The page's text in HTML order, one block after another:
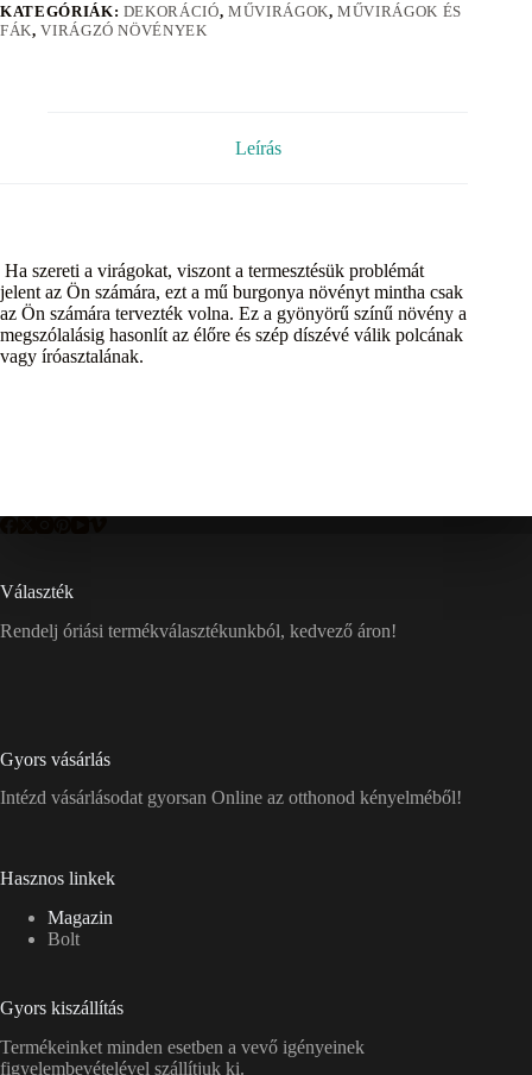
KATEGÓRIÁK: DEKORÁCIÓ, MŰVIRÁGOK,MŰVIRÁGOK ÉS
FÁK,VIRÁGZÓ NÖVÉNYEK
Leírás
Ha szereti a virágokat, viszont a termesztésük problémát
jelent az Ön számára, ezt a mű burgonya növényt mintha csak
az Ön számára tervezték volna. Ez a gyönyörű színű növény a
megszólalásig hasonlít az élőre és szép díszévé válik polcának
vagy íróasztalának.
Választék
Rendelj óriási termékválasztékunkból, kedvező áron!
Gyors vásárlás
Intézd vásárlásodat gyorsan Online az otthonod kényelméből!
Hasznos linkek
Magazin
Bolt
Gyors kiszállítás
Termékeinket minden esetben a vevő igényeinek
figyelembevételével szállítjuk ki.